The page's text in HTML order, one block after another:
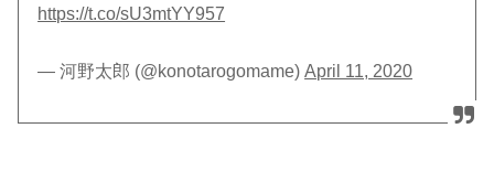
https://t.co/sU3mtYY957
— 河野太郎 (@konotarogomame)April 11, 2020